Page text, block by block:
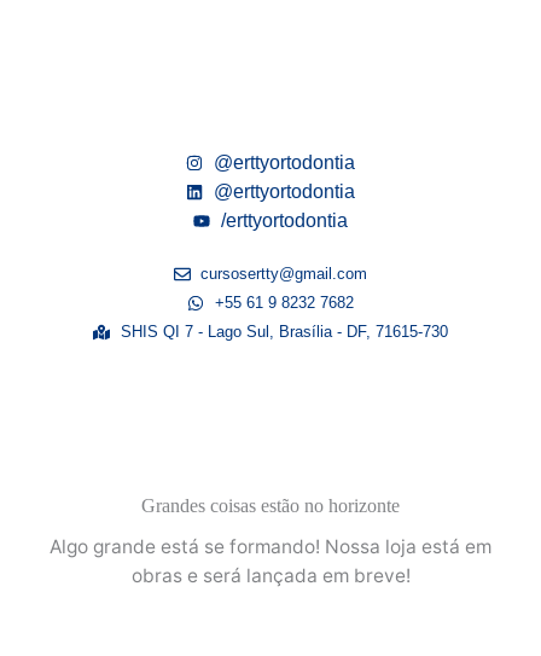
@erttyortodontia
@erttyortodontia
/erttyortodontia
cursosertty@gmail.com
+55 61 9 8232 7682
SHIS QI 7 - Lago Sul, Brasília - DF, 71615-730
Grandes coisas estão no horizonte
Algo grande está se formando! Nossa loja está em
obras e será lançada em breve!